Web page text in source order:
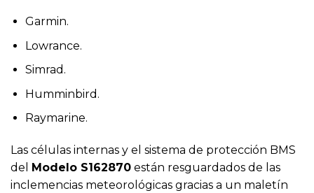
Garmin.
Lowrance.
Simrad.
Humminbird.
Raymarine.
Las células internas y el sistema de protección BMS
del Modelo S162870 están resguardados de las
inclemencias meteorológicas gracias a un maletín